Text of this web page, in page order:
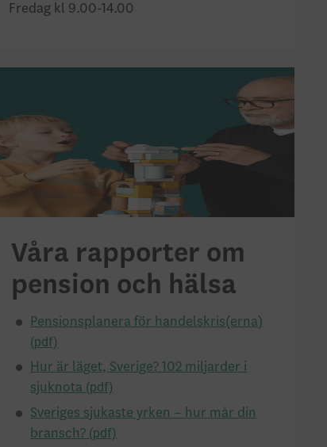
Fredag kl 9.00-14.00
Våra rapporter om
pension och hälsa
Pensionsplanera för handelskris(erna)
Hur är läget, Sverige? 102 miljarder i
sjuknota
Sveriges sjukaste yrken – hur mår din
bransch?